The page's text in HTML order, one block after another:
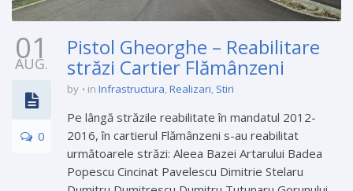
01
AUG.
0
Pistol Gheorghe – Reabilitare
străzi Cartier Flămânzeni
by in Infrastructura,Realizari, Stiri
Pe lângă străzile reabilitate în mandatul 2012-
2016, în cartierul Flămânzeni s-au reabilitat
următoarele străzi: Aleea Bazei Artarului Badea
Popescu Cincinat Pavelescu Dimitrie Stelaru